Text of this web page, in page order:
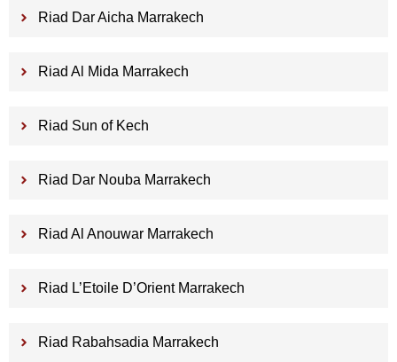
Riad Dar Aicha Marrakech
Riad Al Mida Marrakech
Riad Sun of Kech
Riad Dar Nouba Marrakech
Riad Al Anouwar Marrakech
Riad L’Etoile D’Orient Marrakech
Riad Rabahsadia Marrakech